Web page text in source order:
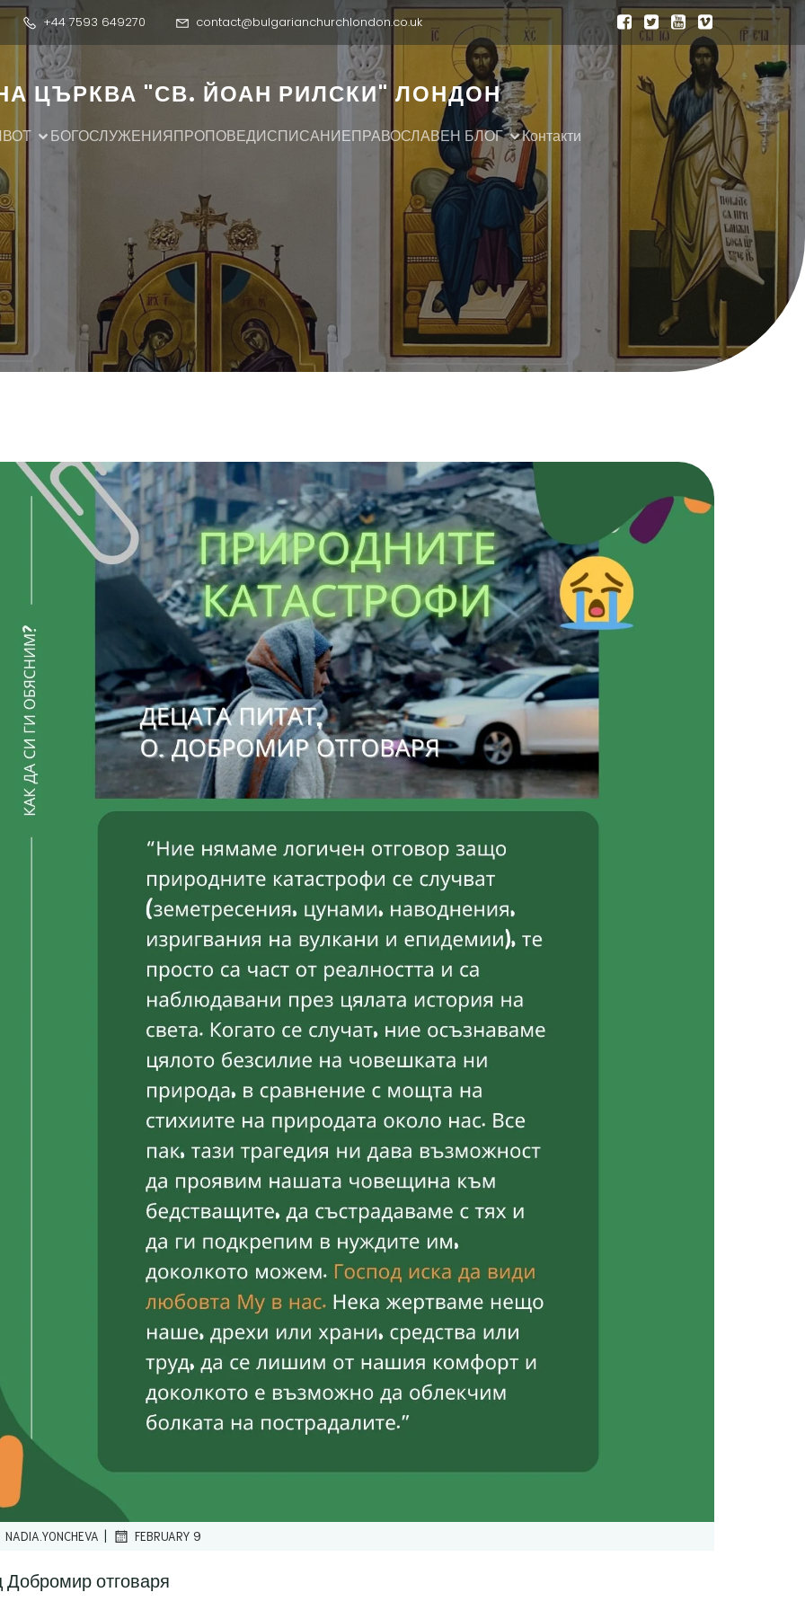
+44 7593 649270 contact@bulgarianchurchlondon.co.uk
ЦЪРКВА "СВ. ЙОАН РИЛСКИ" ЛОНДОН
БОГОСЛУЖЕНИЯПРОПОВЕДИСПИСАНИЕПРАВОСЛАВЕН БЛОГ Контакти
NADIA.YONCHEVA | FEBRUARY 9
Добромир отговаря